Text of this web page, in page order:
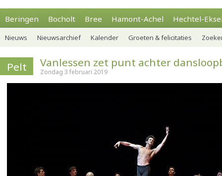
Beringen Bocholt Bree Hamont-Achel Hechtel-
Nieuws Nieuwsarchief Kalender Groeten & felicitaties
Pelt Vanlessen zet punt achter
Zondag 3 februari 2019